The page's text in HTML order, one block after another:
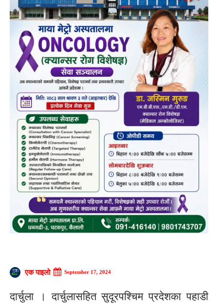
एक पाइलो September 17, 2024
दार्चुला । दार्चुलासहित सुदूरपश्चिम प्रदेशका पहाडी